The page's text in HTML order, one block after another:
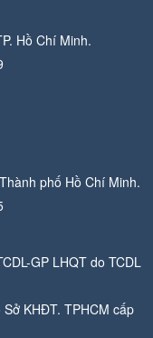
Hồ Chí Minh.
phố Hồ Chí Minh.
GP LHQT do TCDL
KHĐT. TPHCM cấp